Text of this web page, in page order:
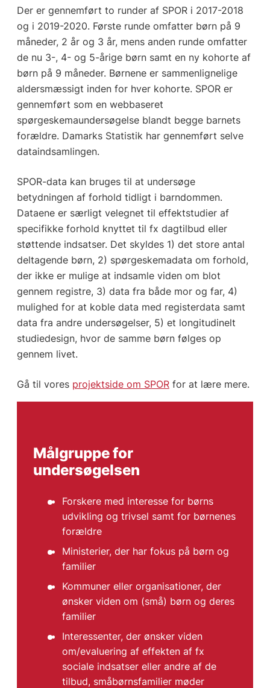
Der er gennemført to runder af SPOR i 2017-2018
og i 2019-2020. Første runde omfatter børn på 9
måneder, 2 år og 3 år, mens anden runde omfatter
de nu 3-, 4- og 5-årige børn samt en ny kohorte af
børn på 9 måneder. Børnene er sammenlignelige
aldersmæssigt inden for hver kohorte. SPOR er
gennemført som en webbaseret
spørgeskemaundersøgelse blandt begge barnets
forældre. Damarks Statistik har gennemført selve
dataindsamlingen.
SPOR-data kan bruges til at undersøge
betydningen af forhold tidligt i barndommen.
Dataene er særligt velegnet til effektstudier af
specifikke forhold knyttet til fx dagtilbud eller
støttende indsatser. Det skyldes 1) det store antal
deltagende børn, 2) spørgeskemadata om forhold,
der ikke er mulige at indsamle viden om blot
gennem registre, 3) data fra både mor og far, 4)
mulighed for at koble data med registerdata samt
data fra andre undersøgelser, 5) et longitudinelt
studiedesign, hvor de samme børn følges op
gennem livet.
Gå til vores projektside om SPORfor at lære mere.
Målgruppe for
undersøgelsen
Forskere med interesse for børns
udvikling og trivsel samt for børnenes
forældre
Ministerier, der har fokus på børn og
familier
Kommuner eller organisationer, der
ønsker viden om (små) børn og deres
familier
Interessenter, der ønsker viden
om/evaluering af effekten af fx
sociale indsatser eller andre af de
tilbud, småbørnsfamilier møder